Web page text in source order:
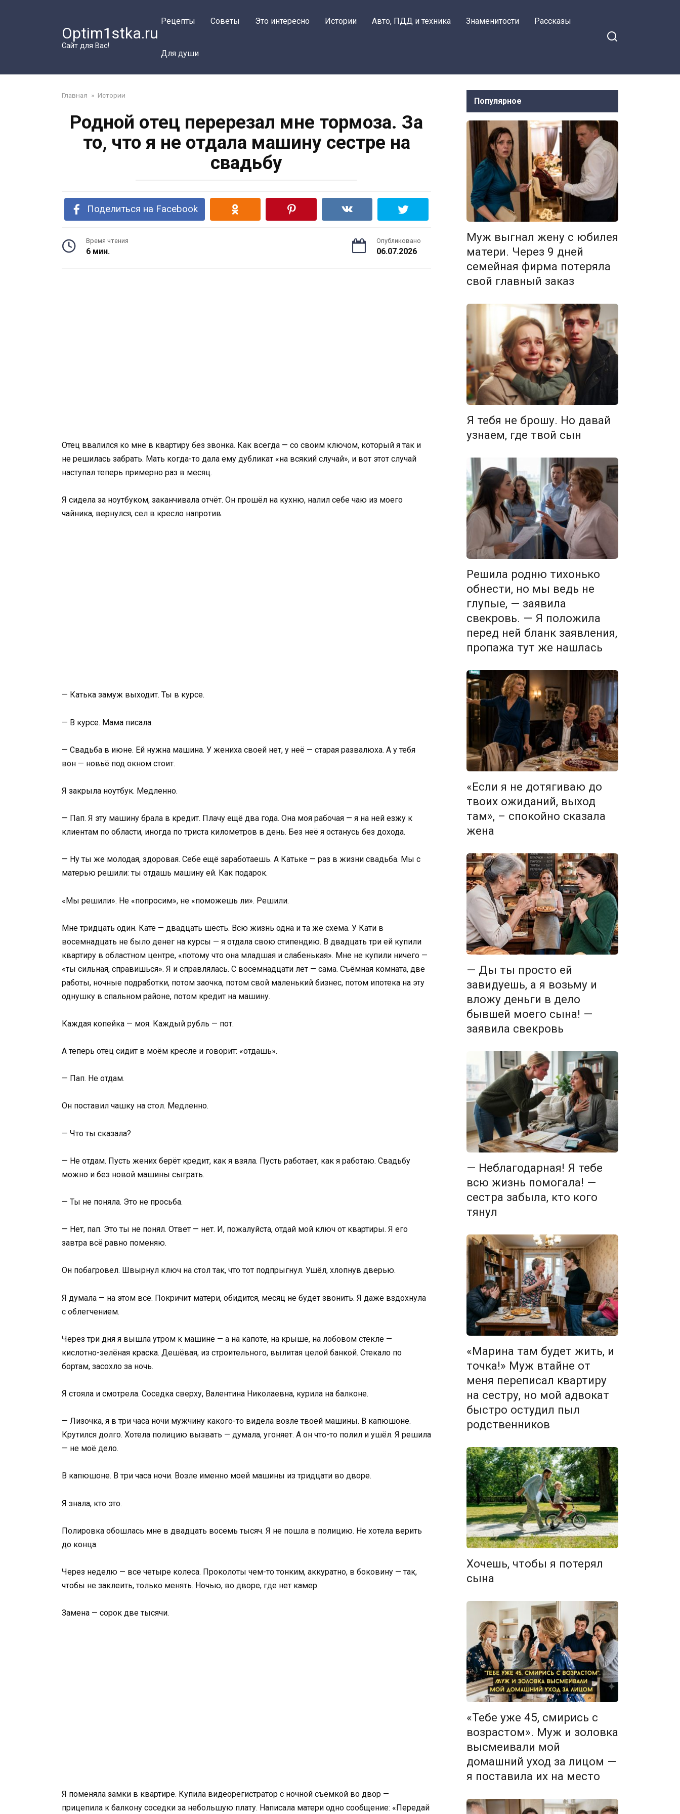
Optim1stka.ru
Сайт для Вас!
Рецепты Советы Это интересно Истории Авто, ПДД и техника Знаменитости Рассказы
Для души
Главная » Истории
Родной отец перерезал мне тормоза. За
то, что я не отдала машину сестре на
свадьбу
Поделиться на Facebook
Время чтения
6 мин.
Опубликовано
06.07.2026
Отец ввалился ко мне в квартиру без звонка. Как всегда — со своим ключом, который я так и
не решилась забрать. Мать когда-то дала ему дубликат «на всякий случай», и вот этот случай
наступал теперь примерно раз в месяц.
Я сидела за ноутбуком, заканчивала отчёт. Он прошёл на кухню, налил себе чаю из моего
чайника, вернулся, сел в кресло напротив.
— Катька замуж выходит. Ты в курсе.
— В курсе. Мама писала.
— Свадьба в июне. Ей нужна машина. У жениха своей нет, у неё — старая развалюха. А у тебя
вон — новьё под окном стоит.
Я закрыла ноутбук. Медленно.
— Пап. Я эту машину брала в кредит. Плачу ещё два года. Она моя рабочая — я на ней езжу к
клиентам по области, иногда по триста километров в день. Без неё я останусь без дохода.
— Ну ты же молодая, здоровая. Себе ещё заработаешь. А Катьке — раз в жизни свадьба. Мы с
матерью решили: ты отдашь машину ей. Как подарок.
«Мы решили». Не «попросим», не «поможешь ли». Решили.
Мне тридцать один. Кате — двадцать шесть. Всю жизнь одна и та же схема. У Кати в
восемнадцать не было денег на курсы — я отдала свою стипендию. В двадцать три ей купили
квартиру в областном центре, «потому что она младшая и слабенькая». Мне не купили ничего —
«ты сильная, справишься». Я и справлялась. С восемнадцати лет — сама. Съёмная комната, две
работы, ночные подработки, потом заочка, потом свой маленький бизнес, потом ипотека на эту
однушку в спальном районе, потом кредит на машину.
Каждая копейка — моя. Каждый рубль — пот.
А теперь отец сидит в моём кресле и говорит: «отдашь».
— Пап. Не отдам.
Он поставил чашку на стол. Медленно.
— Что ты сказала?
— Не отдам. Пусть жених берёт кредит, как я взяла. Пусть работает, как я работаю. Свадьбу
можно и без новой машины сыграть.
— Ты не поняла. Это не просьба.
— Нет, пап. Это ты не понял. Ответ — нет. И, пожалуйста, отдай мой ключ от квартиры. Я его
завтра всё равно поменяю.
Он побагровел. Швырнул ключ на стол так, что тот подпрыгнул. Ушёл, хлопнув дверью.
Я думала — на этом всё. Покричит матери, обидится, месяц не будет звонить. Я даже вздохнула
с облегчением.
Через три дня я вышла утром к машине — а на капоте, на крыше, на лобовом стекле —
кислотно-зелёная краска. Дешёвая, из строительного, вылитая целой банкой. Стекало по
бортам, засохло за ночь.
Я стояла и смотрела. Соседка сверху, Валентина Николаевна, курила на балконе.
— Лизочка, я в три часа ночи мужчину какого-то видела возле твоей машины. В капюшоне.
Крутился долго. Хотела полицию вызвать — думала, угоняет. А он что-то полил и ушёл. Я решила
— не моё дело.
В капюшоне. В три часа ночи. Возле именно моей машины из тридцати во дворе.
Я знала, кто это.
Полировка обошлась мне в двадцать восемь тысяч. Я не пошла в полицию. Не хотела верить
до конца.
Через неделю — все четыре колеса. Проколоты чем-то тонким, аккуратно, в боковину — так,
чтобы не заклеить, только менять. Ночью, во дворе, где нет камер.
Замена — сорок две тысячи.
Я поменяла замки в квартире. Купила видеорегистратор с ночной съёмкой во двор —
прицепила к балкону соседки за небольшую плату. Написала матери одно сообщение: «Передай
Популярное
Муж выгнал жену с юбилея
матери. Через 9 дней
семейная фирма потеряла
свой главный заказ
Я тебя не брошу. Но давай
узнаем, где твой сын
Решила родню тихонько
обнести, но мы ведь не
глупые, — заявила
свекровь. — Я положила
перед ней бланк заявления,
пропажа тут же нашлась
«Если я не дотягиваю до
твоих ожиданий, выход
там», – спокойно сказала
жена
— Ды ты просто ей
завидуешь, а я возьму и
вложу деньги в дело
бывшей моего сына! —
заявила свекровь
— Неблагодарная! Я тебе
всю жизнь помогала! —
сестра забыла, кто кого
тянул
«Марина там будет жить, и
точка!» Муж втайне от
меня переписал квартиру
на сестру, но мой адвокат
быстро остудил пыл
родственников
Хочешь, чтобы я потерял
сына
«Тебе уже 45, смирись с
возрастом». Муж и золовка
высмеивали мой
домашний уход за лицом —
я поставила их на место